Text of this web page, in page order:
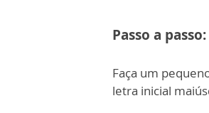
Passo a passo:
Faça um
letra inicial